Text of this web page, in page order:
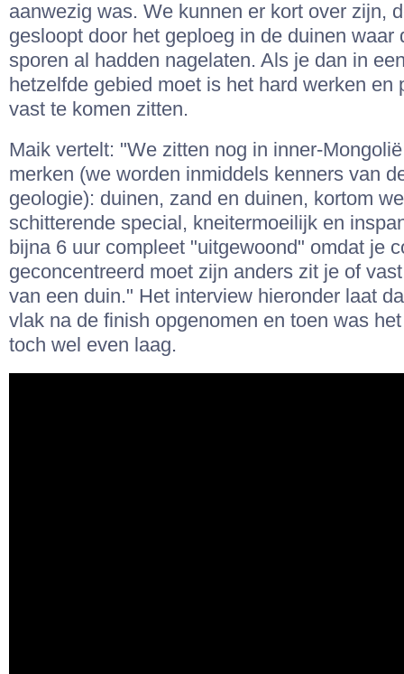
aanwezig was. We kunnen er kort over zijn,
gesloopt door het geploeg in de duinen waar
sporen al hadden nagelaten. Als je dan in
hetzelfde gebied moet is het hard werken en
vast te komen zitten.
Maik vertelt: "We zitten nog in inner-
merken (we worden inmiddels kenners van
geologie): duinen, zand en duinen, kortom
schitterende special, kneitermoeilijk en
bijna 6 uur compleet "uitgewoond" omdat je
geconcentreerd moet zijn anders zit je of
van een duin." Het interview hieronder laat
vlak na de finish opgenomen en toen was
toch wel even laag.